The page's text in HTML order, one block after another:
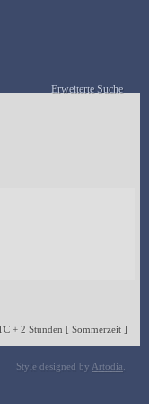
Erweiterte Suche
+ 2 Stunden [ Sommerzeit ]
Style designed by Artodia